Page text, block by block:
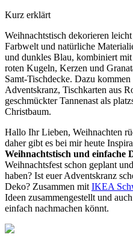
Kurz erklärt
Weihnachtstisch dekorieren
Farbwelt und natürliche
und dunkles Blau, kombiniert
roten Kugeln, Kerzen und
Samt-Tischdecke. Dazu
Adventskranz, Tischkarten aus
geschmückter Tannenast als
Christbaum.
Hallo Ihr Lieben, Weihnachten
daher gibt es bei mir heute
Weihnachtstisch und einfache
Weihnachtsfest schon geplant
haben? Ist euer Adventskranz
Deko? Zusammen mit IKEA
Ideen zusammengestellt und
einfach nachmachen könnt.